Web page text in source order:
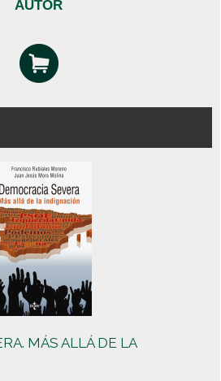
AUTOR
MÁS ALLÁ DE LA